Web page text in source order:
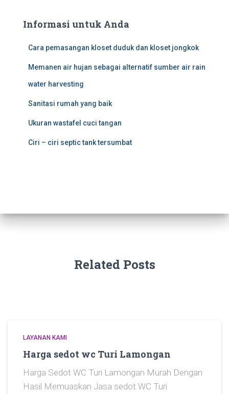
Informasi untuk Anda
Cara pemasangan kloset duduk dan kloset jongkok
Memanen air hujan sebagai alternatif sumber air rain
water harvesting
Sanitasi rumah yang baik
Ukuran wastafel cuci tangan
Ciri – ciri septic tank tersumbat
Related Posts
LAYANAN KAMI
Harga sedot wc Turi Lamongan
Harga Sedot WC Turi Lamongan Murah Dengan
Hasil Memuaskan Jasa sedot WC Turi